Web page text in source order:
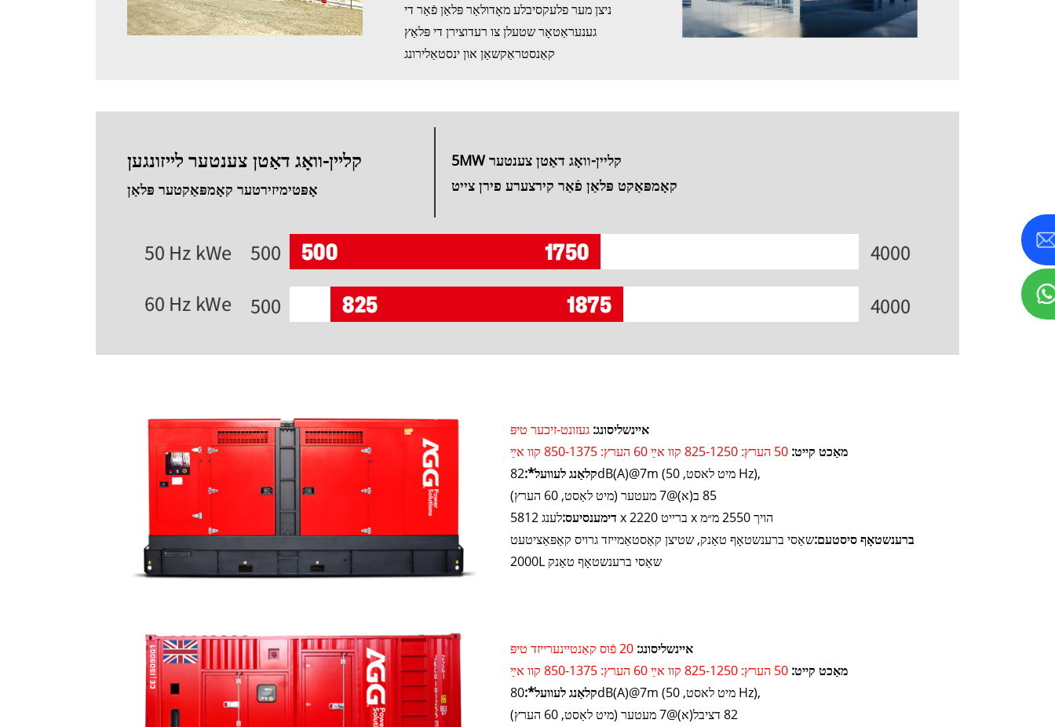
ניצן מער פלעקסיבלע מאָדולאַר פּלאַן פֿאַר די
גענעראַטאָר שטעלן צו רעדוצירן די פּלאַץ
קאַנסטראַקשאַן און ינסטאַלירונג
קליין-וואָג דאַטן צענטער לייזונגען
אָפּטימיזירטער קאָמפּאַקטער פּלאַן
5MW קליין-וואָג דאַטן צענטער
קאָמפּאַקט פּלאַן פֿאַר קירצערע פירן צייט
איינשליסונג: געזונט-זיכער טיפּ
מאַכט קייט: 50 הערץ: 825-1250 קוו אײַ 60 הערץ: 850-1375 קוו אײַ
קלאַנג לעוועל*:
82dB(A)@7m (מיט לאסט, 50 Hz),
85 ב(א)@7 מעטער (מיט לאַסט, 60 הערץ)
דימענסיעס:
לענג 5812 x ברייט 2220 x הויך 2550 מ״מ
ברענשטאָף סיסטעם:שאַסי ברענשטאָף טאַנק, שטיצן קאַסטאַמייזד גרויס קאַפּאַציטעט
2000L שאַסי ברענשטאָף טאַנק
איינשליסונג: 20 פֿוס קאַנטיינערייזד טיפּ
מאַכט קייט: 50 הערץ: 825-1250 קוו אײַ 60 הערץ: 850-1375 קוו אײַ
קלאַנג לעוועל*:
80dB(A)@7m (מיט לאסט, 50 Hz),
82 דציבל(א)@7 מעטער (מיט לאַסט, 60 הערץ)